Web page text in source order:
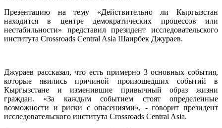
Презентацию на тему «Действительно ли Кыргызстан
находится в центре демократических процессов или
нестабильности» представил президент исследовательского
института Crossroads Central Asia Шаирбек Джураев.
Джураев рассказал, что есть примерно 3 основных события,
которые явились причиной произошедших событий в
Кыргызстане и изменившие привычный образ жизни
граждан. «За каждым событием стоят определенные
возможности и риски с опасениями», - говорит президент
исследовательского института Crossroads Central Asia.